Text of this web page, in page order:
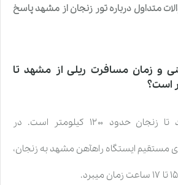
متداول دربارهتور زنجان از مشهد پاسخ
و زمان مسافرت ریلی از مشهد تا
است؟
مسافت زمینی مشهد تا زنجان حدود ۱۲۰۰ کیلومتر است. در
مستقیم ایستگاه راهآهن مشهد به زنجان،